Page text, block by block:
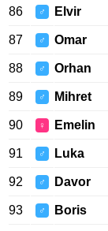
86 ♂ Elvir
87 ♂ Omar
88 ♂ Orhan
89 ♂ Mihret
90 ♀ Emelin
91 ♂ Luka
92 ♂ Davor
93 ♂ Boris